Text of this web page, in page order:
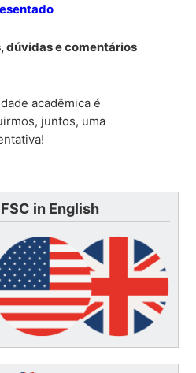
dúvidas e comentários
acadêmica é
juntos, uma
in English